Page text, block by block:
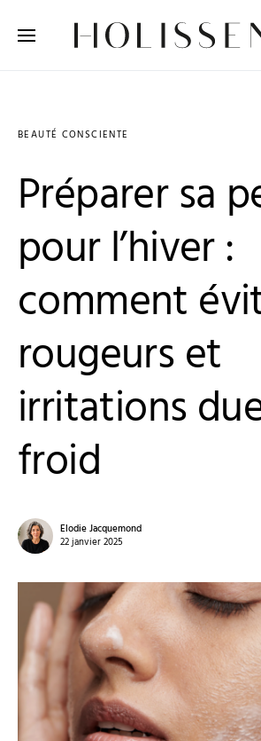
BEAUTÉ CONSCIENTE
Préparer sa
pour l’hiver :
comment
rougeurs et
irritations
froid
Elodie Jacquemond
22 janvier 2025